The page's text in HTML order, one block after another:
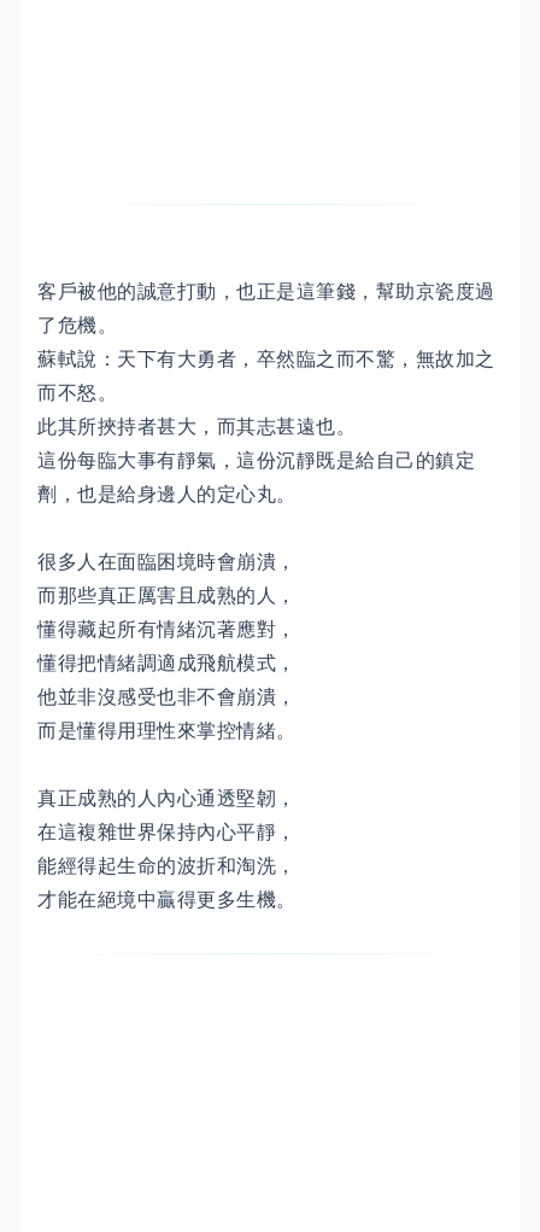
客戶被他的誠意打動，也正是這筆錢，幫助京瓷度過
了危機。
蘇軾說：天下有大勇者，卒然臨之而不驚，無故加之
而不怒。
此其所挾持者甚大，而其志甚遠也。
這份每臨大事有靜氣，這份沉靜既是給自己的鎮定
劑，也是給身邊人的定心丸。
很多人在面臨困境時會崩潰，
而那些真正厲害且成熟的人，
懂得藏起所有情緒沉著應對，
懂得把情緒調適成飛航模式，
他並非沒感受也非不會崩潰，
而是懂得用理性來掌控情緒。
真正成熟的人內心通透堅韌，
在這複雜世界保持內心平靜，
能經得起生命的波折和淘洗，
才能在絕境中贏得更多生機。